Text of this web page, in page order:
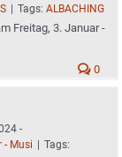
| Tags: ALBACHING
Freitag, 3. Januar -
0
-
- Musi | Tags: